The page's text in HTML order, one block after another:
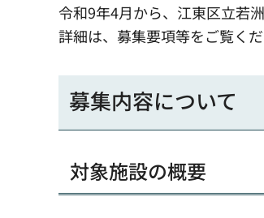
令和9年4月から、江東区立若
詳細は、募集要項等をご覧くだ
募集内容について
対象施設の概要